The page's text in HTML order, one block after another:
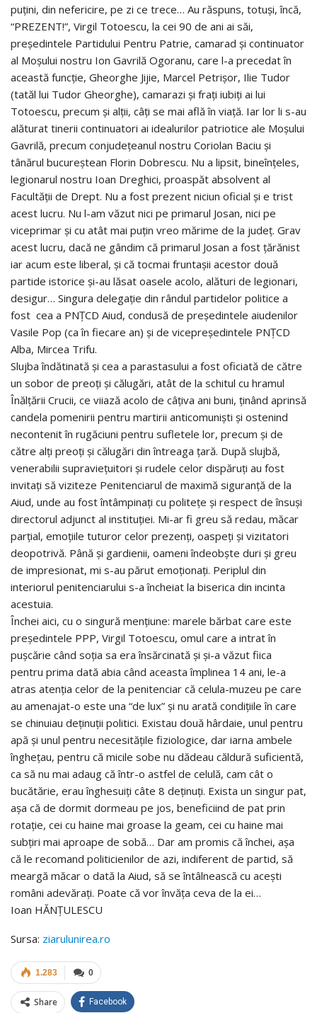
puţini, din nefericire, pe zi ce trece… Au răspuns, totuşi, încă,
“PREZENT!”, Virgil Totoescu, la cei 90 de ani ai săi,
preşedintele Partidului Pentru Patrie, camarad şi continuator
al Moşului nostru Ion Gavrilă Ogoranu, care l-a precedat în
această funcţie, Gheorghe Jijie, Marcel Petrişor, Ilie Tudor
(tatăl lui Tudor Gheorghe), camarazi şi fraţi iubiţi ai lui
Totoescu, precum şi alţii, câţi se mai află în viaţă. Iar lor li s-au
alăturat tinerii continuatori ai idealurilor patriotice ale Moşului
Gavrilă, precum conjudeţeanul nostru Coriolan Baciu şi
tânărul bucureştean Florin Dobrescu. Nu a lipsit, bineînţeles,
legionarul nostru Ioan Dreghici, proaspăt absolvent al
Facultăţii de Drept. Nu a fost prezent niciun oficial şi e trist
acest lucru. Nu l-am văzut nici pe primarul Josan, nici pe
viceprimar şi cu atât mai puţin vreo mărime de la judeţ. Grav
acest lucru, dacă ne gândim că primarul Josan a fost ţărănist
iar acum este liberal, şi că tocmai fruntaşii acestor două
partide istorice şi-au lăsat oasele acolo, alături de legionari,
desigur… Singura delegaţie din rândul partidelor politice a
fost cea a PNŢCD Aiud, condusă de preşedintele aiudenilor
Vasile Pop (ca în fiecare an) şi de vicepreşedintele PNŢCD
Alba, Mircea Trifu.
Slujba îndătinată şi cea a parastasului a fost oficiată de către
un sobor de preoţi şi călugări, atât de la schitul cu hramul
Înălţării Crucii, ce viiază acolo de câţiva ani buni, ţinând aprinsă
candela pomenirii pentru martirii anticomunişti şi ostenind
necontenit în rugăciuni pentru sufletele lor, precum şi de
către alţi preoţi şi călugări din întreaga ţară. După slujbă,
venerabilii supravieţuitori şi rudele celor dispăruţi au fost
invitaţi să viziteze Penitenciarul de maximă siguranţă de la
Aiud, unde au fost întâmpinaţi cu politeţe şi respect de însuşi
directorul adjunct al instituţiei. Mi-ar fi greu să redau, măcar
parţial, emoţiile tuturor celor prezenţi, oaspeţi şi vizitatori
deopotrivă. Până şi gardienii, oameni îndeobşte duri şi greu
de impresionat, mi s-au părut emoţionaţi. Periplul din
interiorul penitenciarului s-a încheiat la biserica din incinta
acestuia.
Închei aici, cu o singură menţiune: marele bărbat care este
preşedintele PPP, Virgil Totoescu, omul care a intrat în
puşcărie când soţia sa era însărcinată şi şi-a văzut fiica
pentru prima dată abia când aceasta împlinea 14 ani, le-a
atras atenţia celor de la penitenciar că celula-muzeu pe care
au amenajat-o este una “de lux” şi nu arată condiţiile în care
se chinuiau deţinuţii politici. Existau două hârdaie, unul pentru
apă şi unul pentru necesităţile fiziologice, dar iarna ambele
îngheţau, pentru că micile sobe nu dădeau căldură suficientă,
ca să nu mai adaug că într-o astfel de celulă, cam cât o
bucătărie, erau înghesuiţi câte 8 deţinuţi. Exista un singur pat,
aşa că de dormit dormeau pe jos, beneficiind de pat prin
rotaţie, cei cu haine mai groase la geam, cei cu haine mai
subţiri mai aproape de sobă… Dar am promis că închei, aşa
că le recomand politicienilor de azi, indiferent de partid, să
meargă măcar o dată la Aiud, să se întâlnească cu aceşti
români adevăraţi. Poate că vor învăţa ceva de la ei…
Ioan HĂNŢULESCU
Sursa: ziarulunirea.ro
0
1.283
Share Facebook